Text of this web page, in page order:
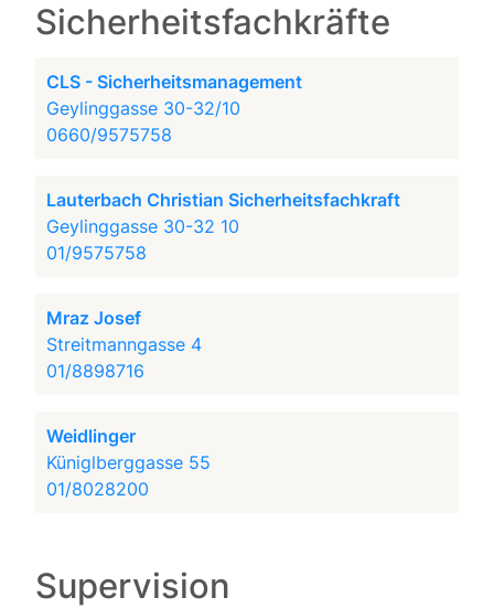
Sicherheitsfachkräfte
CLS - Sicherheitsmanagement
Geylinggasse 30-32/10
0660/9575758
Lauterbach Christian Sicherheitsfachkraft
Geylinggasse 30-32 10
01/9575758
Mraz Josef
Streitmanngasse 4
01/8898716
Weidlinger
Küniglberggasse 55
01/8028200
Supervision